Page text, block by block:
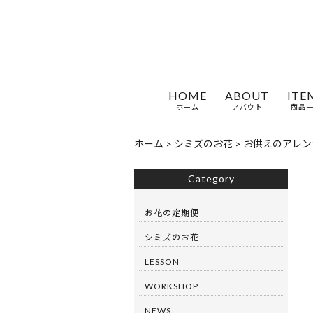
HOME
ホーム
ABOUT
アバウト 商品
ホーム > シミズのお花 > お供えのアレ
Category
お花の定期便
シミズのお花
LESSON
WORKSHOP
NEWS